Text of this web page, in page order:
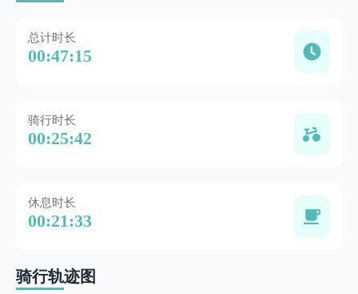
总计时长
00:47:15
骑行时长
00:25:42
休息时长
00:21:33
骑行轨迹图